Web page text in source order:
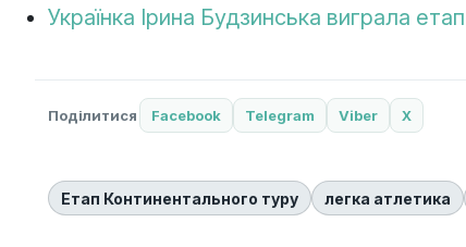
Українка Ірина Будзинська виграла
Поділитися Facebook Telegram Viber X
Етап Континентального туру легка атлетика